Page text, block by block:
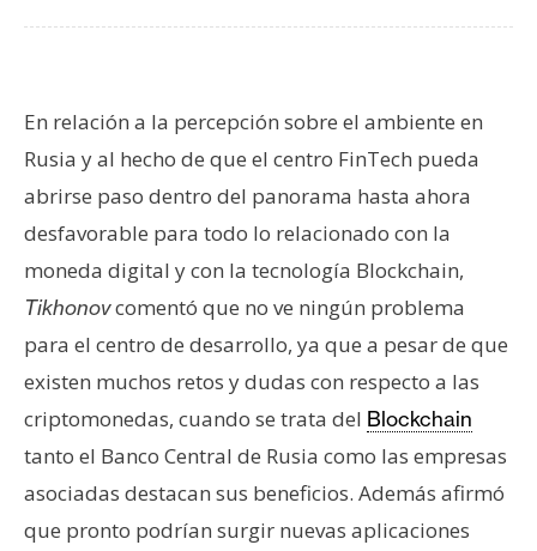
En relación a la percepción sobre el ambiente en
Rusia y al hecho de que el centro FinTech pueda
abrirse paso dentro del panorama hasta ahora
desfavorable para todo lo relacionado con la
moneda digital y con la tecnología Blockchain,
Tikhonovcomentó que no ve ningún problema
para el centro de desarrollo, ya que a pesar de que
existen muchos retos y dudas con respecto a las
criptomonedas, cuando se trata del Blockchain
tanto el Banco Central de Rusia como las empresas
asociadas destacan sus beneficios. Además afirmó
que pronto podrían surgir nuevas aplicaciones